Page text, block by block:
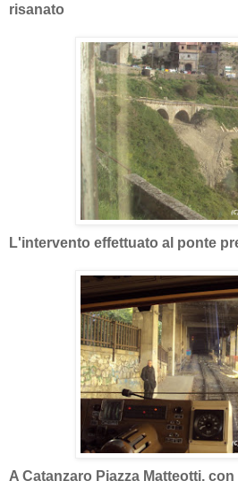
risanato
L'intervento effettuato al ponte
A Catanzaro Piazza Matteotti,